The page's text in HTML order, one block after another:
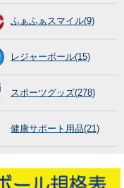
ふぁふぁスマイル(9)
レジャーボール(15)
スポーツグッズ(278)
健康サポート用品(21)